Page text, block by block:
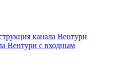
канала Вентури
Вентури c входным